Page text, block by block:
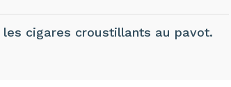
cigares croustillants au pavot.